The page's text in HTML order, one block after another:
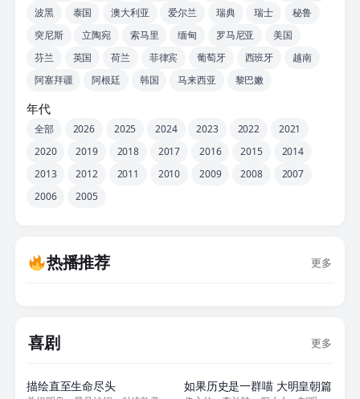
波黑
泰国 澳大利亚 爱尔兰 瑞典 瑞士
秘鲁
突尼斯
立陶宛 索马里 缅甸 罗马尼亚
美国
芬兰
英国 荷兰 菲律宾 葡萄牙 西班牙
越南
阿塞拜疆
阿根廷 韩国 马来西亚 黎巴嫩
年代
全部 2026 2025 2024 2023 2022
2021
2020
2019 2018 2017 2016 2015
2014
2013
2012 2011 2010 2009 2008
2007
2006
2005
热播推荐 更多
喜剧 更多
描绘直至生命尽头 如果历史是一群喵 大明皇朝篇